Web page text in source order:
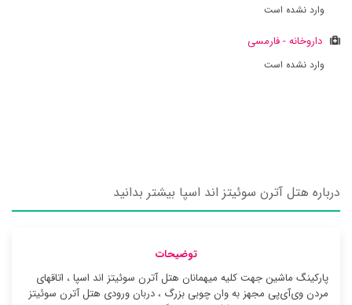
وارد نشده است
داروخانه - فارمسی
وارد نشده است
درباره هتل آترن سوئیتز اند اسپا بیشتر بدانید
توضیحات
پارکینگ ماشین جهت کلیه میهمانان هتل آترن سوئیتز اند اسپا ، اتاقهای
مردن وی‌آی‌پی مجهز به وان چوبی بزرگ ، دربان ورودی هتل آترن سوئیتز